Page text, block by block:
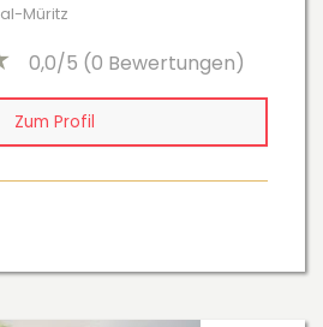
Müritz
0,0/5 (0 Bewertungen)
Zum Profil